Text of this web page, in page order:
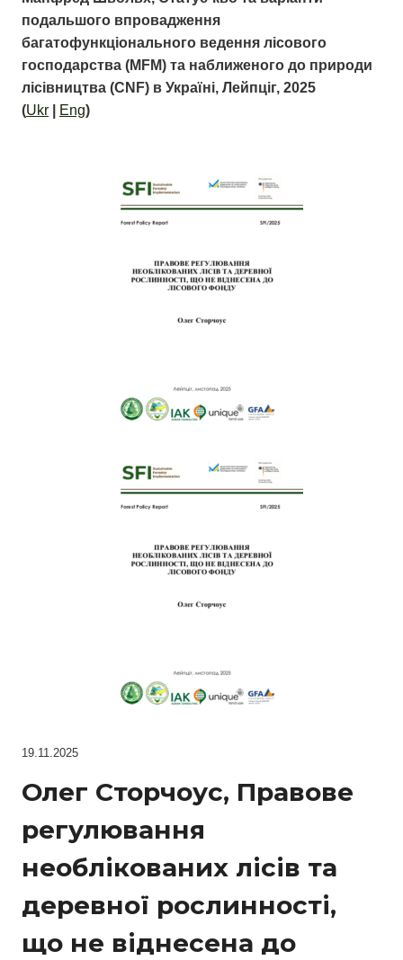
подальшого впровадження
багатофункціонального ведення лісового
господарства (MFM) та наближеного до природи
лісівництва (CNF) в Україні, Лейпціг, 2025
(Ukr Eng)
Олег Сторчоус, Правове
регулювання
необлікованих лісів та
деревної рослинності,
що не віднесена до
19.11.2025